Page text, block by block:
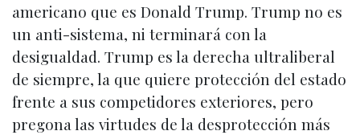
americano que es Donald Trump. Trump no es
un anti-sistema, ni terminará con la
desigualdad. Trump es la derecha ultraliberal
de siempre, la que quiere protección del estado
frente a sus competidores exteriores, pero
pregona las virtudes de la desprotección más